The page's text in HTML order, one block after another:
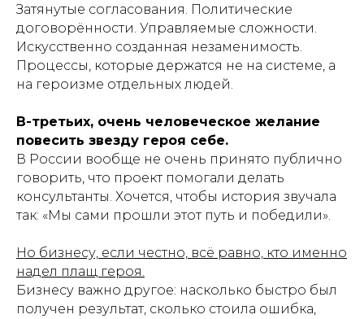
Затянутые согласования. Политические
договорённости. Управляемые сложности.
Искусственно созданная незаменимость.
Процессы, которые держатся не на системе, а
на героизме отдельных людей.
В-третьих, очень человеческое желание
повесить звезду героя себе.
В России вообще не очень принято публично
говорить, что проект помогали делать
консультанты. Хочется, чтобы история звучала
так: «Мы сами прошли этот путь и победили».
Но бизнесу, если честно, всё равно, кто именно
надел плащ героя.
Бизнесу важно другое: насколько быстро был
получен результат, сколько стоила ошибка,